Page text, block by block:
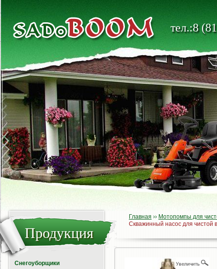
тел.:8
Главная ›› Мотопомпы для
Скважинный насос для чистой
Продукция
Снегоуборщики